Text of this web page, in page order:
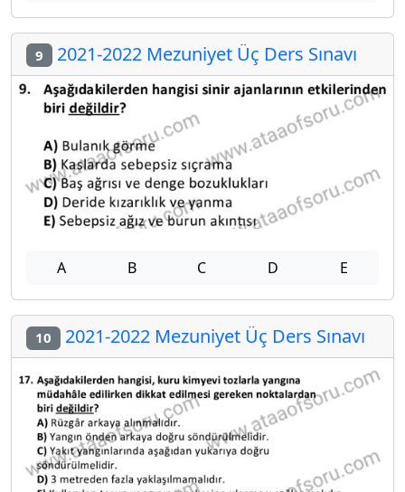
9 2021-2022 Mezuniyet Üç Ders Sınavı
A B C D E
10 2021-2022 Mezuniyet Üç Ders Sınavı